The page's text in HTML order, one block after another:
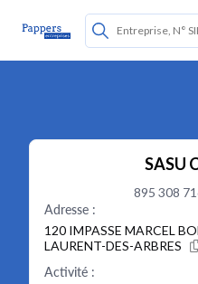
SASU
895 308
Adresse :
120 IMPASSE MARCEL
LAURENT-DES-ARBRES
Activité :